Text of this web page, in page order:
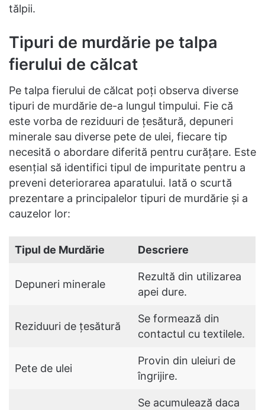
tălpii.
Tipuri de murdărie pe talpa
fierului de călcat
Pe talpa fierului de călcat poți observa diverse
tipuri de murdărie de-a lungul timpului. Fie că
este vorba de reziduuri de țesătură, depuneri
minerale sau diverse pete de ulei, fiecare tip
necesită o abordare diferită pentru curățare. Este
esențial să identifici tipul de impuritate pentru a
preveni deteriorarea aparatului. Iată o scurtă
prezentare a principalelor tipuri de murdărie și a
cauzelor lor:
Tipul de Murdărie Descriere
Depuneri minerale
Rezultă din utilizarea
apei dure.
Reziduuri de țesătură
Se formează din
contactul cu textilele.
Pete de ulei
Provin din uleiuri de
îngrijire.
Se acumulează daca